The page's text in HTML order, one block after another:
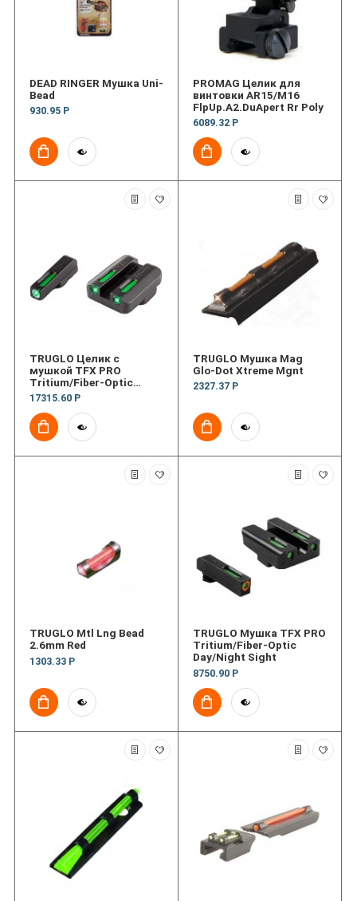
DEAD RINGER Мушка Uni-
Bead
930.95 Р
PROMAG Целик для
винтовки AR15/M16
FlpUp.A2.DuApert Rr Poly
6089.32 Р
TRUGLO Целик с
мушкой TFX PRO
Tritium/Fiber-Optic
Day/Night Sight
17315.60 Р
TRUGLO Мушка Mag
Glo-Dot Xtreme Mgnt
2327.37 Р
TRUGLO Mtl Lng Bead
2.6mm Red
1303.33 Р
TRUGLO Мушка TFX PRO
Tritium/Fiber-Optic
Day/Night Sight
8750.90 Р